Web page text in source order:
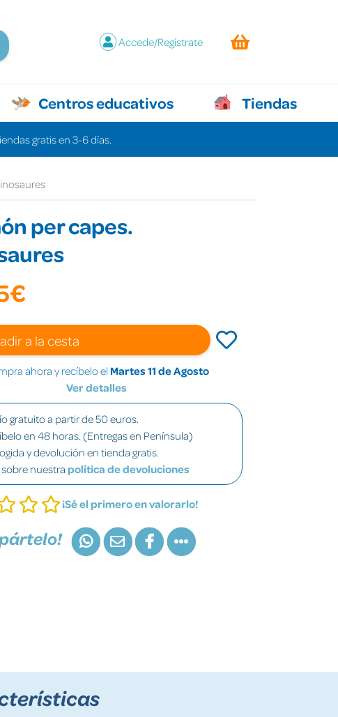
Accede/Regístrate
Centros educativos Tiendas
gratis en 3-6 días.
per capes.
a la cesta
ahora y recíbelo el Martes 11 de Agosto
Ver detalles
gratuito a partir de 50 euros.
en 48 horas. (Entregas en Península)
y devolución en tienda gratis.
sobre nuestrapolítica de devoluciones
¡Sé el primero en valorarlo!